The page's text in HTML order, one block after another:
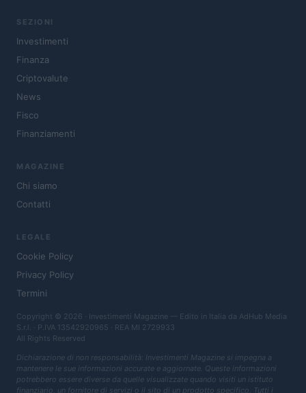
SEZIONI
Investimenti
Finanza
Criptovalute
News
Fisco
Finanziamenti
MAGAZINE
Chi siamo
Contatti
LEGALE
Cookie Policy
Privacy Policy
Termini
Copyright © 2026 · Investimenti Magazine — Edito in Italia da AdHub Media
S.r.l. · P.IVA 13542920965 · REA MI 2729933
All Rights Reserved
Dichiarazione di non responsabilità: Investimenti Magazine si impegna a
mantenere le sue informazioni accurate e aggiornate. Queste informazioni
potrebbero essere diverse da quelle visualizzate quando visiti un istituto
finanziario, un fornitore di servizi o il sito di un prodotto specifico. Tutti i